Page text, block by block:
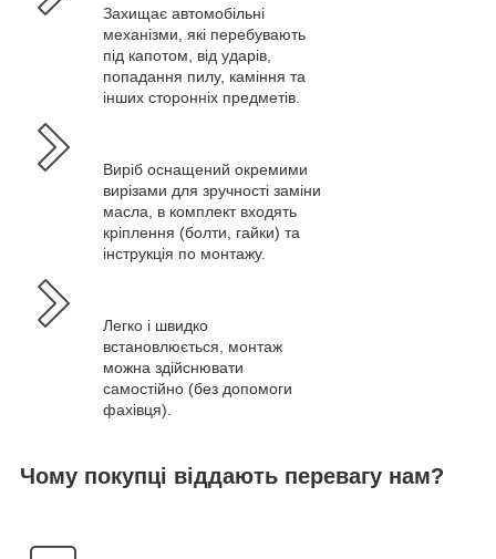
Захищає автомобільні
механізми, які перебувають
під капотом, від ударів,
попадання пилу, каміння та
інших сторонніх предметів.
Виріб оснащений окремими
вирізами для зручності заміни
масла, в комплект входять
кріплення (болти, гайки) та
інструкція по монтажу.
Легко і швидко
встановлюється, монтаж
можна здійснювати
самостійно (без допомоги
фахівця).
Чому покупці віддають перевагу нам?